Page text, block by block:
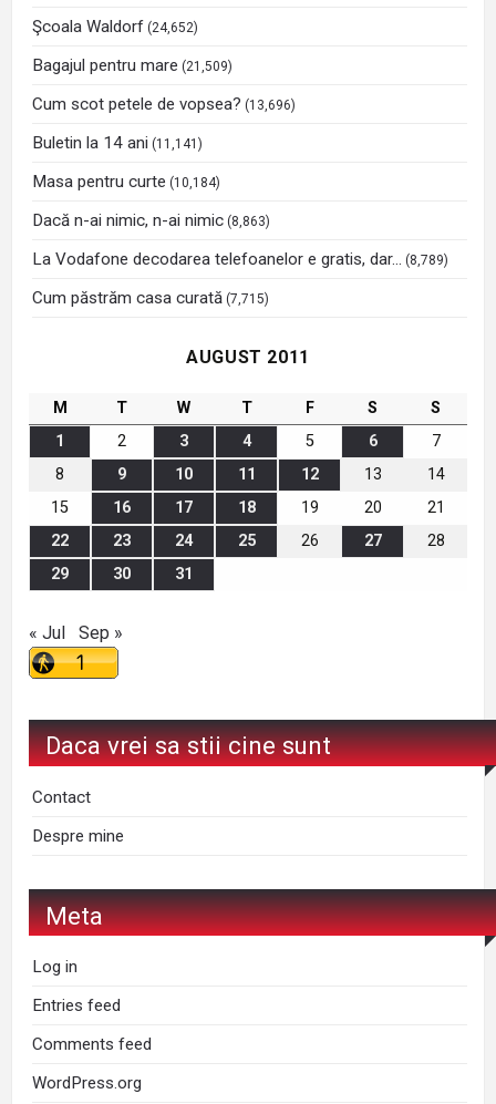
Şcoala Waldorf (24,652)
Bagajul pentru mare (21,509)
Cum scot petele de vopsea? (13,696)
Buletin la 14 ani (11,141)
Masa pentru curte (10,184)
Dacă n-ai nimic, n-ai nimic (8,863)
La Vodafone decodarea telefoanelor e gratis, dar… (8,789)
Cum păstrăm casa curată (7,715)
AUGUST 2011
M T W T F S
S
1
2 3 4 5 6
7
8
9 10 11 12 13
14
15
16 17 18 19 20
21
22
23 24 25 26 27
28
29
30 31
« Jul Sep »
Daca vrei sa stii cine sunt
Contact
Despre mine
Meta
Log in
Entries feed
Comments feed
WordPress.org